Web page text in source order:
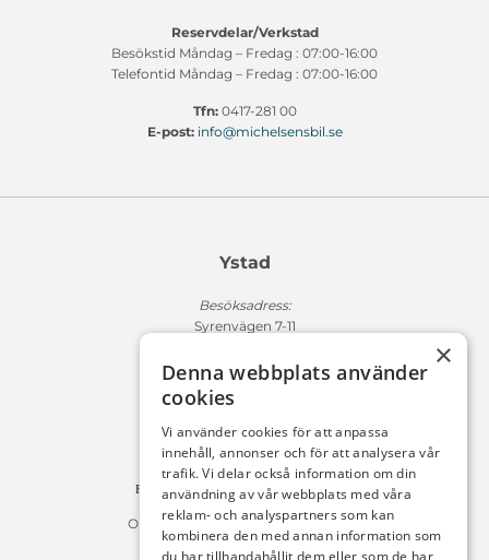
Reservdelar/Verkstad
Besökstid Måndag – Fredag : 07:00-16:00
Telefontid Måndag – Fredag : 07:00-16:00
Tfn:0417-281 00
E-post: info@michelsensbil.se
Ystad
Besöksadress:
Syrenvägen 7-11
Fakturaadress:
Michelsens Bil AB /ePP
10654 Stockholm
Fakturan måste innehålla referensnummer!
Organisationsnummer 556225-9142
×
Denna webbplats använder
cookies
Vi använder cookies för att anpassa
innehåll, annonser och för att analysera vår
trafik. Vi delar också information om din
användning av vår webbplats med våra
reklam- och analyspartners som kan
kombinera den med annan information som
du har tillhandahållit dem eller som de har